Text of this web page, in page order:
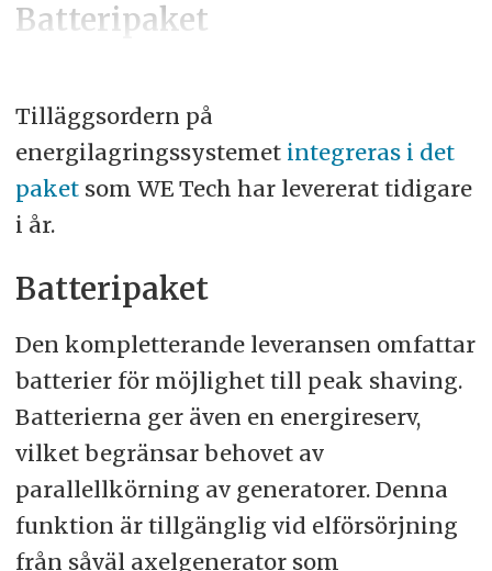
Batteripaket
Tilläggsordern på
energilagringssystemet integreras i det
paketsom WE Tech har levererat tidigare
i år.
Batteripaket
Den kompletterande leveransen omfattar
batterier för möjlighet till peak shaving.
Batterierna ger även en energireserv,
vilket begränsar behovet av
parallellkörning av generatorer. Denna
funktion är tillgänglig vid elförsörjning
från såväl axelgenerator som